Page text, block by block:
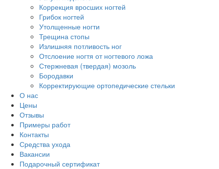
Коррекция вросших ногтей
Грибок ногтей
Утолщенные ногти
Трещина стопы
Излишняя потливость ног
Отслоение ногтя от ногтевого ложа
Стержневая (твердая) мозоль
Бородавки
Корректирующие ортопедические стельки
О нас
Цены
Отзывы
Примеры работ
Контакты
Средства ухода
Вакансии
Подарочный сертификат